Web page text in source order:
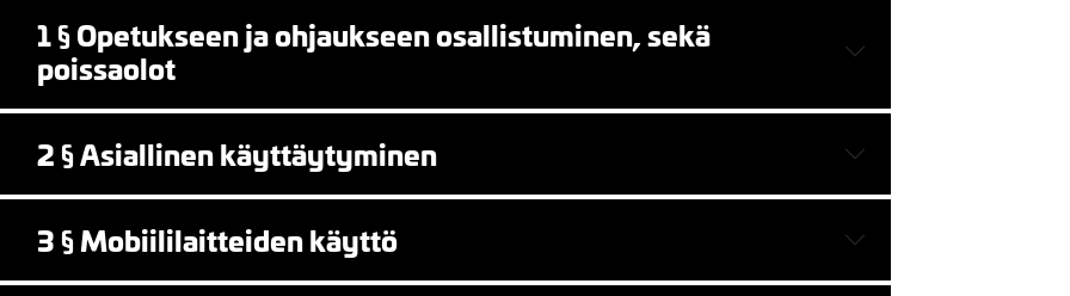
1 § Opetukseen ja ohjaukseen osallistuminen, sekä
poissaolot
2 § Asiallinen käyttäytyminen
3 § Mobiililaitteiden käyttö